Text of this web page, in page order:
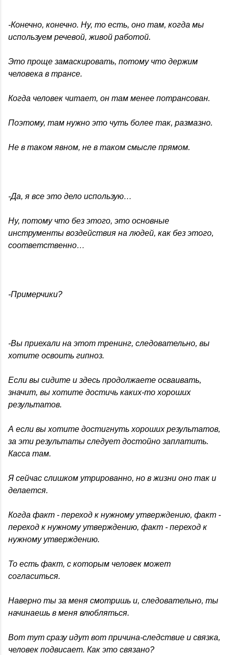
-Конечно, конечно. Ну, то есть, оно там, когда мы
используем речевой, живой работой.
Это проще замаскировать, потому что держим
человека в трансе.
Когда человек читает, он там менее потрансован.
Поэтому, там нужно это чуть более так, размазно.
Не в таком явном, не в таком смысле прямом.
-Да, я все это дело использую…
Ну, потому что без этого, это основные
инструменты воздействия на людей, как без этого,
соответственно…
-Примерчики?
-Вы приехали на этот тренинг, следовательно, вы
хотите освоить гипноз.
Если вы сидите и здесь продолжаете осваивать,
значит, вы хотите достичь каких-то хороших
результатов.
А если вы хотите достигнуть хороших результатов,
за эти результаты следует достойно заплатить.
Касса там.
Я сейчас слишком утрированно, но в жизни оно так и
делается.
Когда факт - переход к нужному утверждению, факт -
переход к нужному утверждению, факт - переход к
нужному утверждению.
То есть факт, с которым человек может
согласиться.
Наверно ты за меня смотришь и, следовательно, ты
начинаешь в меня влюбляться.
Вот тут сразу идут вот причина-следствие и связка,
человек подвисает. Как это связано?